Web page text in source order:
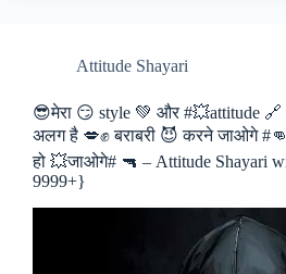
Attitude Shayari
😎मेरा 😏 style 💚 और #💥attitude
अलग है 💋✊ बराबरी 😈 करने जाओगे
हो 💥जाओगे# 🔫 – Attitude Shayari
9999+}